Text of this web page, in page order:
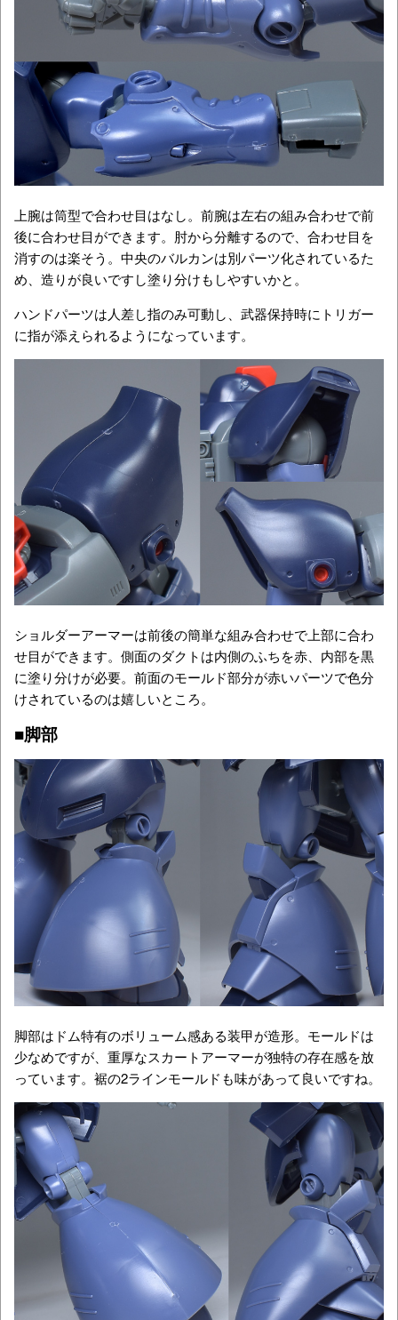
上腕は筒型で合わせ目はなし。前腕は左右の組み合わせで前
後に合わせ目ができます。肘から分離するので、合わせ目を
消すのは楽そう。中央のバルカンは別パーツ化されているた
め、造りが良いですし塗り分けもしやすいかと。
ハンドパーツは人差し指のみ可動し、武器保持時にトリガー
に指が添えられるようになっています。
ショルダーアーマーは前後の簡単な組み合わせで上部に合わ
せ目ができます。側面のダクトは内側のふちを赤、内部を黒
に塗り分けが必要。前面のモールド部分が赤いパーツで色分
けされているのは嬉しいところ。
■脚部
脚部はドム特有のボリューム感ある装甲が造形。モールドは
少なめですが、重厚なスカートアーマーが独特の存在感を放
っています。裾の2ラインモールドも味があって良いですね。